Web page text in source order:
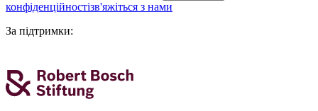
конфіденційностізв'яжіться з нами
За підтримки: